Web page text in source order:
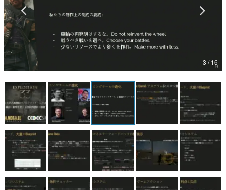
の起源や用法の変遷を、コンピューター文化史研究家・タ
イニーP氏が徹底調査。
カテゴリ
特集記事
マンガ
女性向け
アプリレビュー
その他
電ファミニコゲーマーとは？
3 / 16